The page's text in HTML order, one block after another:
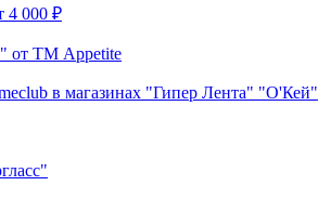
4 000 ₽
от ТМ Appetite
в магазинах "Гипер Лента" "О'Кей"